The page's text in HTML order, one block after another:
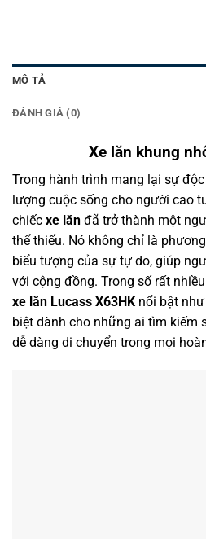
MÔ TẢ
ĐÁNH GIÁ (0)
Xe lăn khung
Trong hành trình mang lại sự
lượng cuộc sống cho người cao
chiếc xe lăn đã trở thành một
thể thiếu. Nó không chỉ là
biểu tượng của sự tự do, giúp
với cộng đồng. Trong số rất
xe lăn Lucass X63HK nổi bật
biệt dành cho những ai tìm kiếm
dễ dàng di chuyển trong mọi